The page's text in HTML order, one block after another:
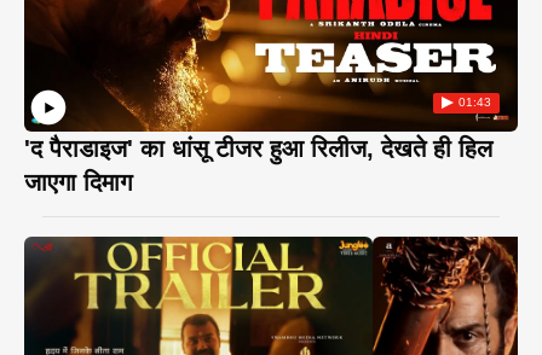
01:43
'द पैराडाइज' का धांसू टीजर हुआ रिलीज, देखते ही हिल
जाएगा दिमाग